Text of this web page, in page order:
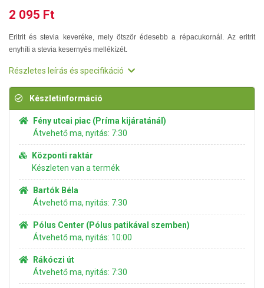
2 095 Ft
Eritrit és stevia keveréke, mely ötször édesebb a répacukornál. Az eritrit
enyhíti a stevia kesernyés mellékízét.
Részletes leírás és specifikáció
Készletinformáció
Fény utcai piac (Príma kijáratánál)
Átvehető ma, nyitás: 7:30
Központi raktár
Készleten van a termék
Bartók Béla
Átvehető ma, nyitás: 7:30
Pólus Center (Pólus patikával szemben)
Átvehető ma, nyitás: 10:00
Rákóczi út
Átvehető ma, nyitás: 7:30